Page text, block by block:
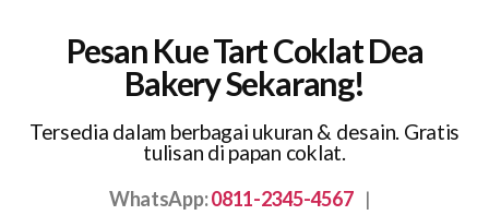
Pesan Kue Tart Coklat Dea
Bakery Sekarang!
Tersedia dalam berbagai ukuran & desain. Gratis
tulisan di papan coklat.
WhatsApp:0811-2345-4567|